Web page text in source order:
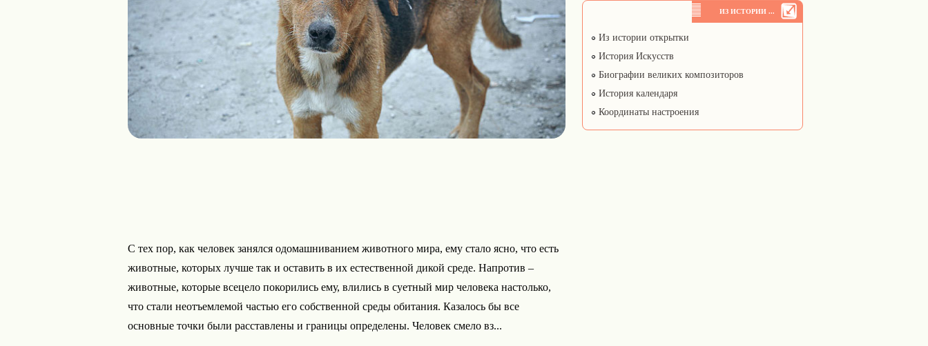
С тех пор, как человек занялся одомашниванием животного мира, ему стало ясно, что есть
животные, которых лучше так и оставить в их естественной дикой среде. Напротив –
животные, которые всецело покорились ему, влились в суетный мир человека настолько,
что стали неотъемлемой частью его собственной среды обитания. Казалось бы все
основные точки были расставлены и границы определены. Человек смело вз...
ИЗ ИСТОРИИ ...
Из истории открытки
История Искусств
Биографии великих композиторов
История календаря
Координаты настроения